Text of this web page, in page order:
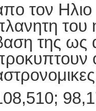
τον Ηλιο
του
της ως